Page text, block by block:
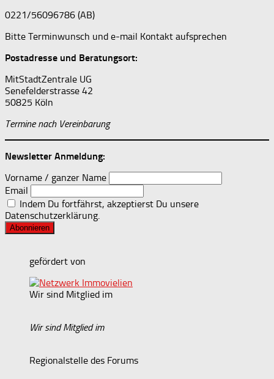
0221/56096786 (AB)
Bitte Terminwunsch und e-mail Kontakt aufsprechen
Postadresse und Beratungsort:
MitStadtZentrale UG
Senefelderstrasse 42
50825 Köln
Termine nach Vereinbarung
Newsletter Anmeldung:
Vorname / ganzer Name
Email
Indem Du fortfährst, akzeptierst Du unsere
Datenschutzerklärung.
gefördert von
Wir sind Mitglied im
Wir sind Mitglied im
Regionalstelle des Forums